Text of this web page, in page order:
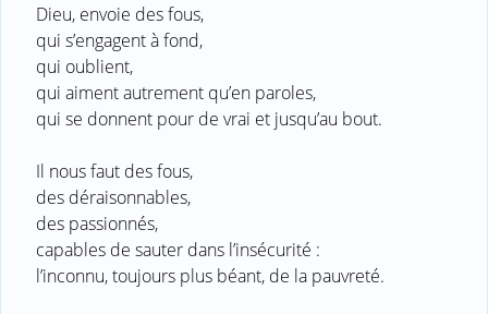
Dieu, envoie des fous,
qui s’engagent à fond,
qui oublient,
qui aiment autrement qu’en paroles,
qui se donnent pour de vrai et jusqu’au bout.
Il nous faut des fous,
des déraisonnables,
des passionnés,
capables de sauter dans l’insécurité :
l’inconnu, toujours plus béant, de la pauvreté.